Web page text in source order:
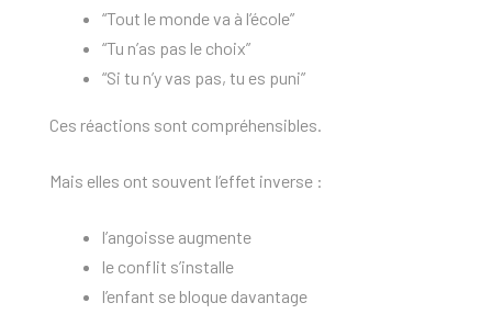
“Tout le monde va à l’école”
“Tu n’as pas le choix”
“Si tu n’y vas pas, tu es puni”
Ces réactions sont compréhensibles.
Mais elles ont souvent l’effet inverse :
l’angoisse augmente
le conflit s’installe
l’enfant se bloque davantage